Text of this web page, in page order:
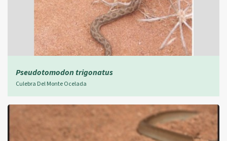
Pseudotomodon trigonatus
Culebra Del Monte Ocelada